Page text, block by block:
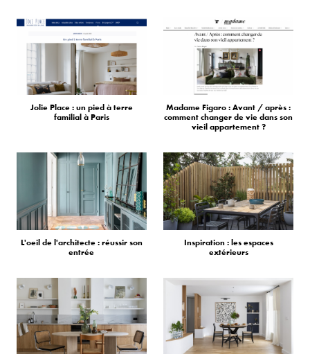
Jolie Place : un pied à terre
familial à Paris
Madame Figaro : Avant / après :
comment changer de vie dans son
vieil appartement ?
L'oeil de l'architecte : réussir son
entrée
Inspiration : les espaces
extérieurs